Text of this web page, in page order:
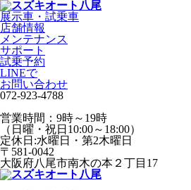
展示車・試乗車
店舗情報
メンテナンス
サポート
試乗予約
LINEで
お問い合わせ
072-923-4788
営業時間：9時～19時
（日曜・祝日10:00～18:00）
定休日:水曜日・第2木曜日
〒581-0042
大阪府八尾市南木の本２丁目17